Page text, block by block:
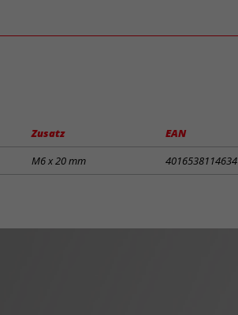
Zusatz EAN
M6 x 20 mm 4016538114634